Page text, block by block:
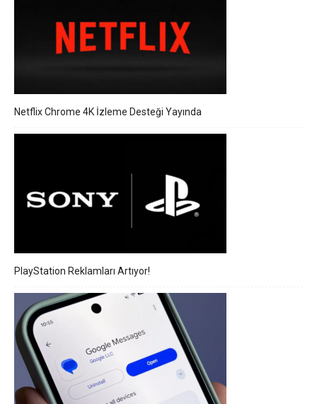
Netflix Chrome 4K İzleme Desteği Yayında
PlayStation Reklamları Artıyor!